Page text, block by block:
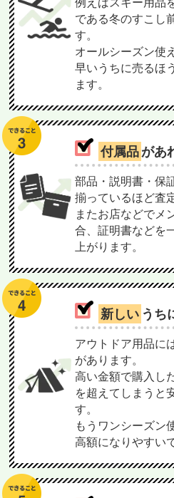
である冬のすこし
す。
オールシーズン使
早いうちに売るほ
ます。
付属品があ
部品・説明書・保
揃っているほど査
またお店などでメ
合、証明書などを
上がります。
新しい うち
アウトドア用品に
があります。
高い金額で購入し
を超えてしまうと
す。
もうワンシーズン
高額になりやすい